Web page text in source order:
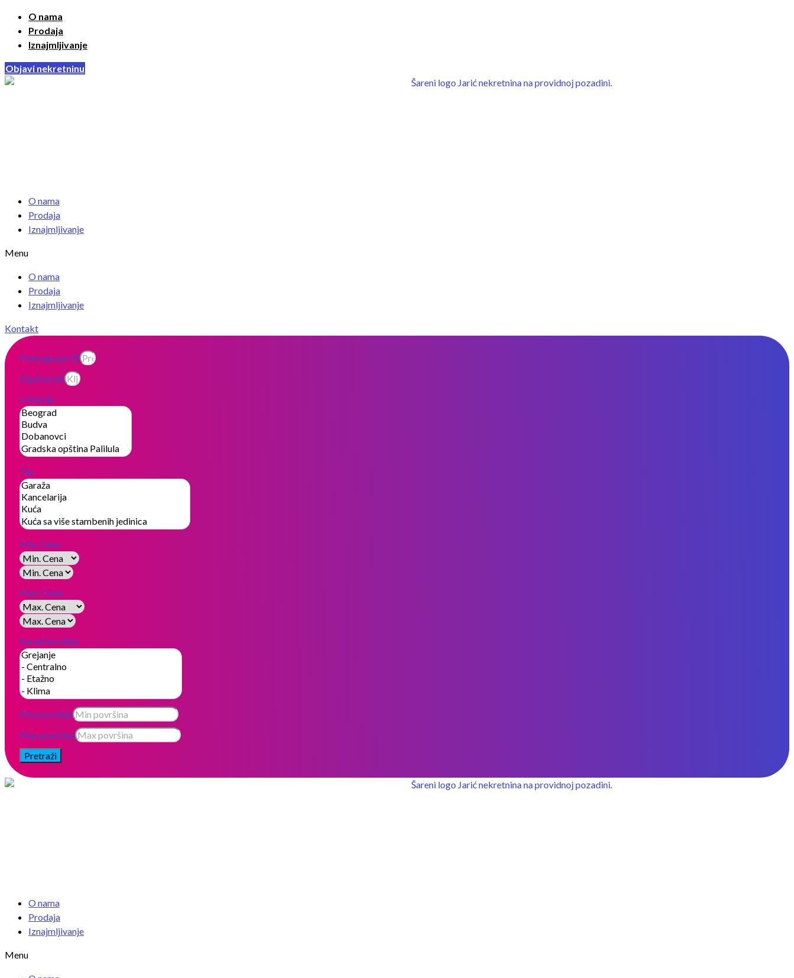
O nama
Prodaja
Iznajmljivanje
Objavi nekretninu
O nama
Prodaja
Iznajmljivanje
Menu
O nama
Prodaja
Iznajmljivanje
Kontakt
Pretraga po ID
Ključna reč
Lokacija
Tip
Min. Cena
Max. Cena
Karakteristike
Min površina
Max površina
Pretraži
O nama
Prodaja
Iznajmljivanje
Menu